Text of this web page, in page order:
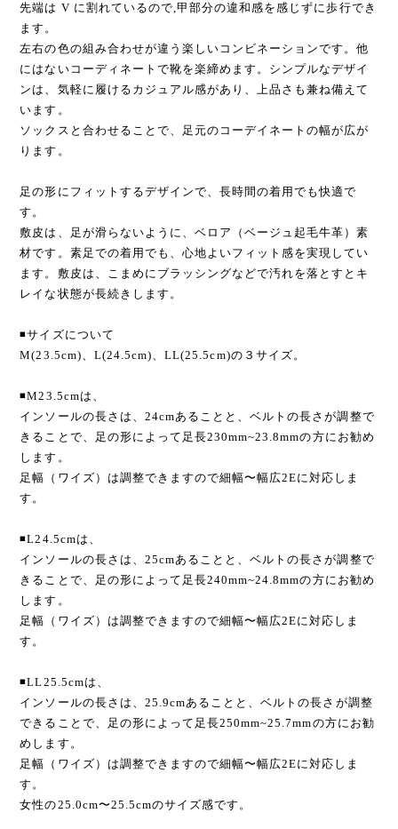
先端は V に割れているので,甲部分の違和感を感じずに歩行でき
ます。
左右の色の組み合わせが違う楽しいコンビネーションです。他
にはないコーディネートで靴を楽締めます。シンプルなデザイ
ンは、気軽に履けるカジュアル感があり、上品さも兼ね備えて
います。
ソックスと合わせることで、足元のコーデイネートの幅が広が
ります。
足の形にフィットするデザインで、長時間の着用でも快適で
す。
敷皮は、足が滑らないように、ベロア（ベージュ起毛牛革）素
材です。素足での着用でも、心地よいフィット感を実現してい
ます。敷皮は、こまめにブラッシングなどで汚れを落とすとキ
レイな状態が長続きします。
◾️サイズについて
M(23.5cm)、L(24.5cm)、LL(25.5cm)の３サイズ。
◾️M23.5cmは、
インソールの長さは、24cmあることと、ベルトの長さが調整で
きることで、足の形によって足長230mm~23.8mmの方にお勧め
します。
足幅（ワイズ）は調整できますので細幅〜幅広2Eに対応しま
す。
◾️L24.5cmは、
インソールの長さは、25cmあることと、ベルトの長さが調整で
きることで、足の形によって足長240mm~24.8mmの方にお勧め
します。
足幅（ワイズ）は調整できますので細幅〜幅広2Eに対応しま
す。
◾️LL25.5cmは、
インソールの長さは、25.9cmあることと、ベルトの長さが調整
できることで、足の形によって足長250mm~25.7mmの方にお勧
めします。
足幅（ワイズ）は調整できますので細幅〜幅広2Eに対応しま
す。
女性の25.0cm〜25.5cmのサイズ感です。